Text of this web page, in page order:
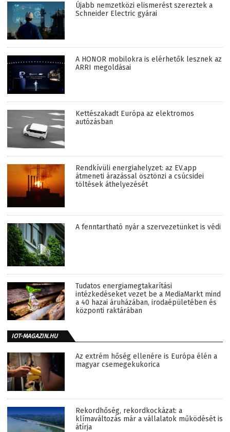
Újabb nemzetközi elismerést szereztek a
Schneider Electric gyárai
A HONOR mobilokra is elérhetők lesznek az
ARRI megoldásai
Kettészakadt Európa az elektromos
autózásban
Rendkívüli energiahelyzet: az EV.app
átmeneti árazással ösztönzi a csúcsidei
töltések áthelyezését
A fenntartható nyár a szervezetünket is védi
Tudatos energiamegtakarítási
intézkedéseket vezet be a MediaMarkt mind
a 40 hazai áruházában, irodaépületében és
központi raktárában
IOT-MAGAZIN.HU
Az extrém hőség ellenére is Európa élén a
magyar csemegekukorica
Rekordhőség, rekordkockázat: a
klímaváltozás már a vállalatok működését is
átírja